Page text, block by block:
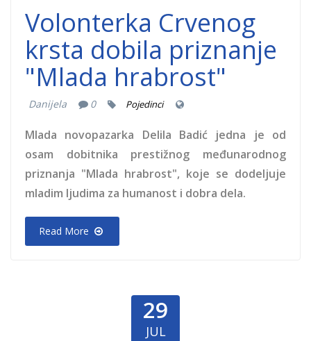
Volonterka Crvenog
krsta dobila priznanje
"Mlada hrabrost"
Danijela 0 Pojedinci
Mlada novopazarka Delila Badić jedna je od
osam dobitnika prestižnog međunarodnog
priznanja "Mlada hrabrost", koje se dodeljuje
mladim ljudima za humanost i dobra dela.
Read More
29
JUL